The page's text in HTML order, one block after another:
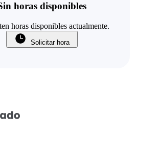
horas disponibles
horas disponibles actualmente.
Solicitar hora